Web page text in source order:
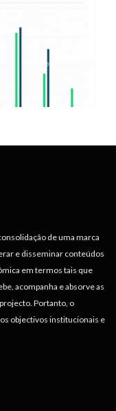
de uma marca
e disseminar conteúdos
em termos tais que
acompanha e absorve as
Portanto, o
objectivos institucionais e